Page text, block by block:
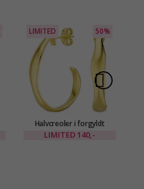
LIMITED 50%
Halvcreoler i forgyldt
messing - Eliné
LIMITED 140,-